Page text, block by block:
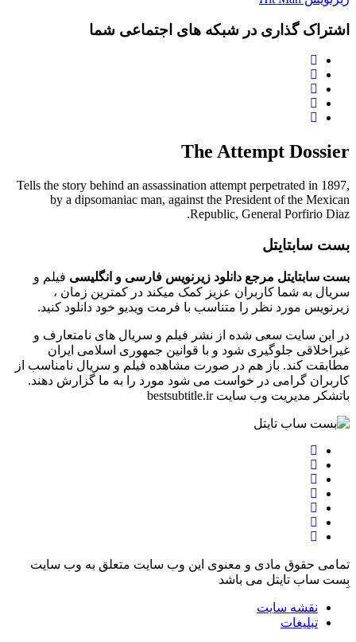
اشتراک گذاری در شبکه های اجتماعی شما
The Attempt Dossier
Tells the story behind an assassination attempt perpetrated in 1897,
by a dipsomaniac man, against the President of the Mexican
Republic, General Porfirio Diaz.
بست سابتایتل
بست سابتایتل مرجع دانلود زیرنویس فارسی و انگلیسی فیلم و
سریال به شما کاربران عزیز کمک میکند در کمترین زمان ،
زیرنویس مورد نظر را متناسب با فرمت ویدیو خود دانلود کنید.
در این سایت سعی شده از نشر فیلم و سریال های نامتعارف و
غیراخلاقی جلوگیری شود و با قوانین جمهوری اسلامی ایران
مطابقت کند. باز هم در صورت مشاهده فیلم و سریال نامناسب از
کاربران گرامی در خواست می شود مورد را به ما گزارش دهند.
باتشکر مدیریت وب سایت bestsubtitle.ir
تمامی حقوق مادی و معنوی این وب سایت متعلق به وب سایت
بِست ساب تایتل می باشد
نقشه سایت
تبلیغات